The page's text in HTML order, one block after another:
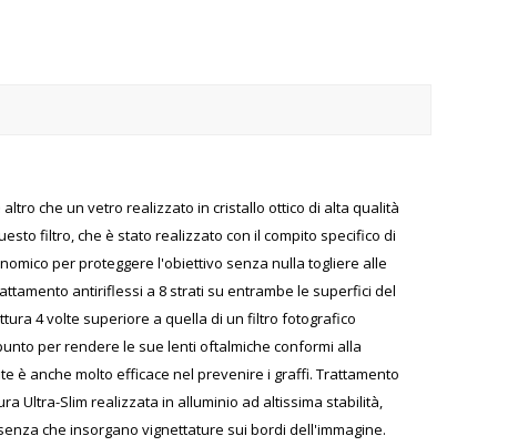
che un vetro realizzato in cristallo ottico di alta qualità
filtro, che è stato realizzato con il compito specifico di
per proteggere l'obiettivo senza nulla togliere alle
antiriflessi a 8 strati su entrambe le superfici del
4 volte superiore a quella di un filtro fotografico
per rendere le sue lenti oftalmiche conformi alla
è anche molto efficace nel prevenire i graffi. Trattamento
Ultra-Slim realizzata in alluminio ad altissima stabilità,
che insorgano vignettature sui bordi dell'immagine.